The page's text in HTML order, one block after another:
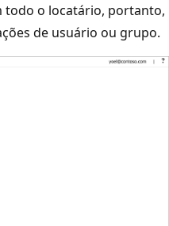
todo o locatário, portanto,
de usuário ou grupo.